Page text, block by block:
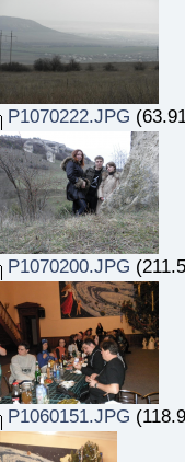
P1070222.JPG
P1070200.JPG
P1060151.JPG